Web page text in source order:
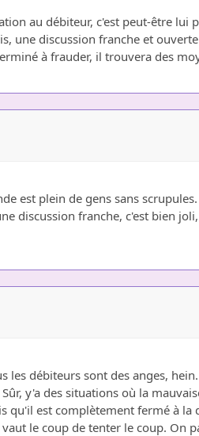
au débiteur, c'est peut-être lui
une discussion franche et
à frauder, il trouvera des
est plein de gens sans
discussion franche, c'est bien
les débiteurs sont des anges,
y'a des situations où la
qu'il est complètement fermé à
le coup de tenter le coup. On